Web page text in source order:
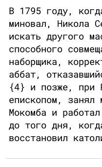
В 1795 году,
миновал, Никола
искать другого
способного
наборщика,
аббат,
{4} и позже, при
епископом, занял
Мокомба и
до того дня,
восстановил